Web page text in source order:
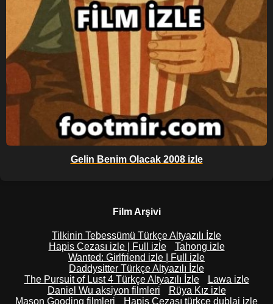
Gelin Benim Olacak 2008 izle
Film Arşivi
Tilkinin Tebessümü Türkçe Altyazılı İzle
Hapis Cezası izle | Full izle
Tahong izle
Wanted: Girlfriend izle | Full izle
Daddysitter Türkçe Altyazılı İzle
The Pursuit of Lust 4 Türkçe Altyazılı İzle
Lawa izle
Daniel Wu aksiyon filmleri
Rüya Kız izle
Mason Gooding filmleri
Hapis Cezası türkçe dublaj izle